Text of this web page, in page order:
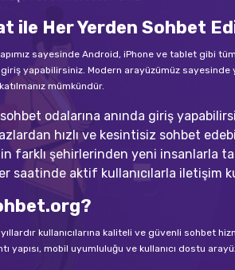
ile Her Yerden Sohbet
sayesinde Android, iPhone ve tablet gibi
yapabilirsiniz. Modern arayüzümüz
mümkündür.
odalarına anında giriş
hızlı ve kesintisiz sohbet
farklı şehirlerinden yeni insanlarla
saatinde aktif kullanıcılarla iletişim
kullanıcılarına kaliteli ve güvenli sohbet
yapısı, mobil uyumluluğu ve kullanıcı dostu